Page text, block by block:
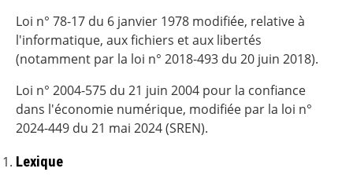
Loi n° 78-17 du 6 janvier 1978 modifiée, relative à
l'informatique, aux fichiers et aux libertés
(notamment par la loi n° 2018-493 du 20 juin 2018).
Loi n° 2004-575 du 21 juin 2004 pour la confiance
dans l'économie numérique, modifiée par la loi n°
2024-449 du 21 mai 2024 (SREN).
Lexique